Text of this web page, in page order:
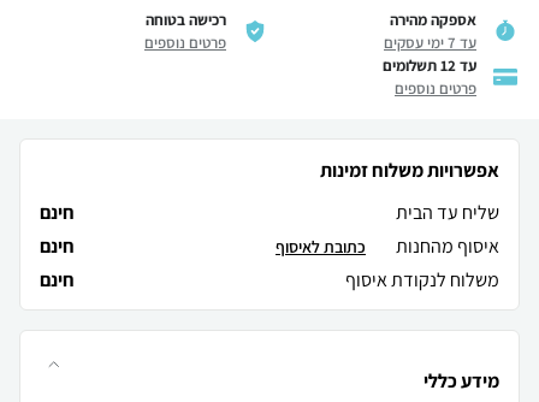
אספקה מהירה
עד 7 ימי עסקים
רכישה בטוחה
פרטים נוספים
עד 12 תשלומים
פרטים נוספים
אפשרויות משלוח זמינות
שליח עד הבית
חינם
איסוף מהחנות
חינם כתובת לאיסוף
משלוח לנקודת איסוף חינם
מידע כללי